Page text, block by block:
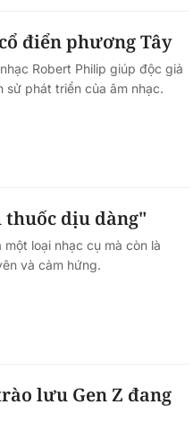
điển phương Tây
Robert Philip giúp độc giả
phát triển của âm nhạc.
thuốc dịu dàng"
loại nhạc cụ mà còn là
và cảm hứng.
lưu Gen Z đang